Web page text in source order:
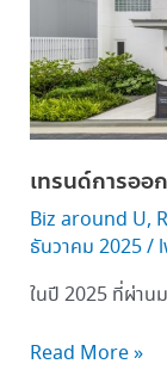
เทรนด์การอ
Biz around U,
ธันวาคม 2025/
ในปี 2025 ที่ผ่าน
อาศัย 2026
Read More »